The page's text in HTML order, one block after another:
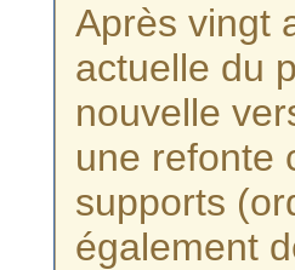
Après vingt
actuelle du
nouvelle
une refonte
supports
également